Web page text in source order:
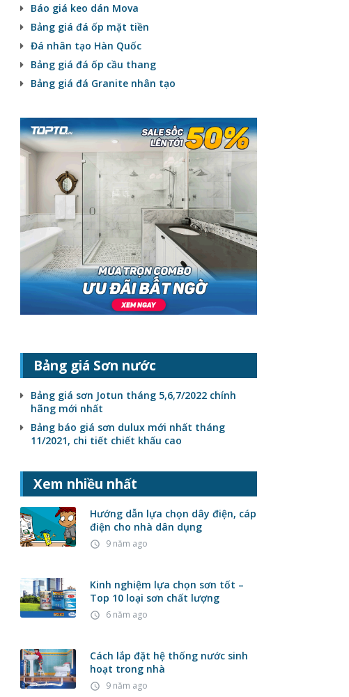
Báo giá keo dán Mova
Bảng giá đá ốp mặt tiền
Đá nhân tạo Hàn Quốc
Bảng giá đá ốp cầu thang
Bảng giá đá Granite nhân tạo
Bảng giá Sơn nước
Bảng giá sơn Jotun tháng 5,6,7/2022 chính
hãng mới nhất
Bảng báo giá sơn dulux mới nhất tháng
11/2021, chi tiết chiết khấu cao
Xem nhiều nhất
Hướng dẫn lựa chọn dây điện, cáp
điện cho nhà dân dụng
access_time 9 năm ago
Kinh nghiệm lựa chọn sơn tốt –
Top 10 loại sơn chất lượng
access_time 6 năm ago
Cách lắp đặt hệ thống nước sinh
hoạt trong nhà
access_time 9 năm ago